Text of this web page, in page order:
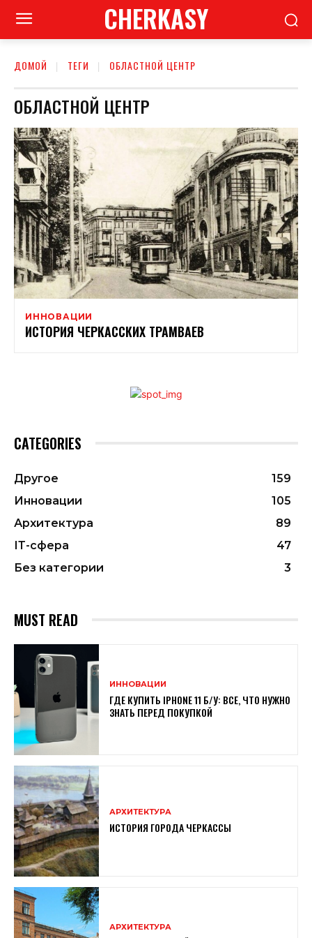
CHERKASY
ДОМОЙ ТЕГИ ОБЛАСТНОЙ ЦЕНТР
ОБЛАСТНОЙ ЦЕНТР
ИННОВАЦИИ
ИСТОРИЯ ЧЕРКАССКИХ ТРАМВАЕВ
CATEGORIES
Другое
159
Инновации
105
Архитектура
89
ІТ-сфера
47
Без категории
3
MUST READ
ИННОВАЦИИ
ГДЕ КУПИТЬ IPHONE 11 Б/У: ВСЕ, ЧТО НУЖНО
ЗНАТЬ ПЕРЕД ПОКУПКОЙ
АРХИТЕКТУРА
ИСТОРИЯ ГОРОДА ЧЕРКАССЫ
АРХИТЕКТУРА